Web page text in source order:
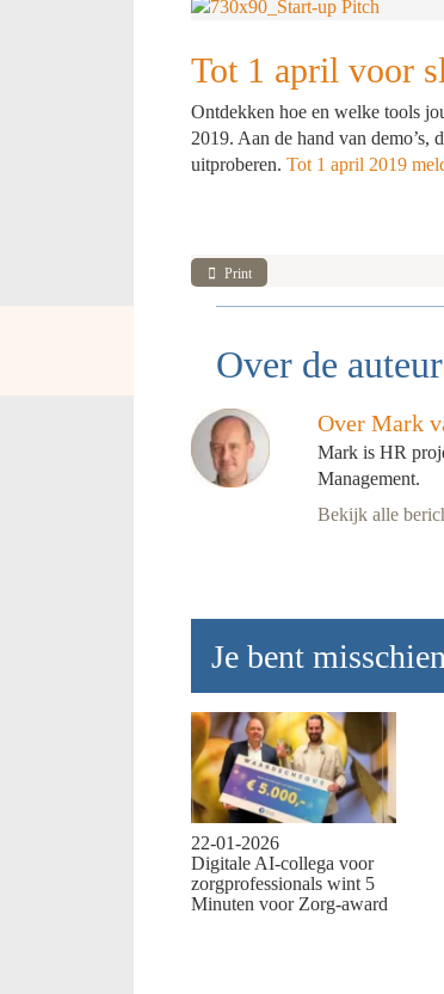
Tot 1 april voor
Ontdekken hoe en welke tools
2019. Aan de hand van demo’s,
uitproberen. Tot 1 april 2019
Print
Over de auteur
Over Mark
Mark is HR
Management.
Bekijk alle
Je bent
22-01-2026
Digitale AI-collega voor
zorgprofessionals wint 5
Minuten voor Zorg-award